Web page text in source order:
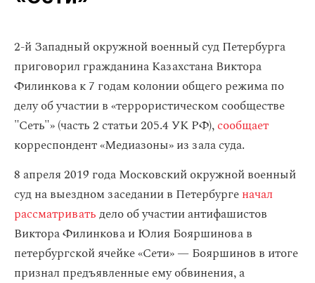
2-й Западный окружной военный суд Петербурга
приговорил гражданина Казахстана Виктора
Филинкова к 7 годам колонии общего режима по
делу об участии в «террористическом сообществе
"Сеть"» (часть 2 статьи 205.4 УК РФ),сообщает
корреспондент «Медиазоны» из зала суда.
8 апреля 2019 года Московский окружной военный
суд на выездном заседании в Петербургеначал
рассматриватьдело об участии антифашистов
Виктора Филинкова и Юлия Бояршинова в
петербургской ячейке «Сети» — Бояршинов в итоге
признал предъявленные ему обвинения, а